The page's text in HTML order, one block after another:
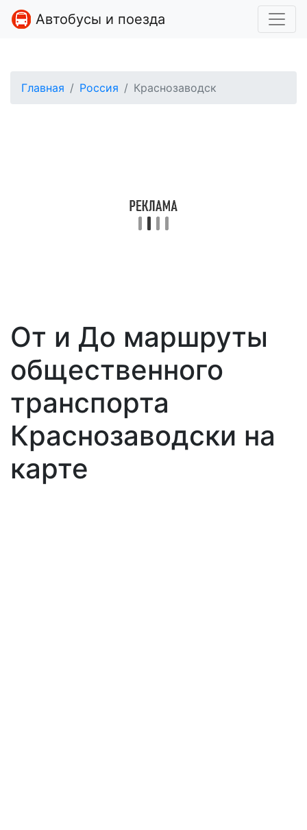
Автобусы и поезда
Главная Россия Краснозаводск
От и До маршруты
общественного
транспорта
Краснозаводски на
карте